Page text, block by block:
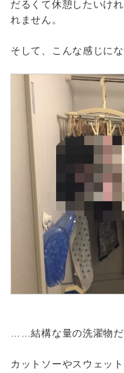
だるくて休憩したいけ
れません。
そして、こんな感じにな
……結構な量の洗濯物
カットソーやスウェッ